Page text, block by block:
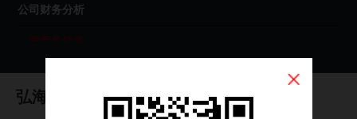
公司财务分析
资产负债表
现金流量表
弘海高新资源（HK0065）